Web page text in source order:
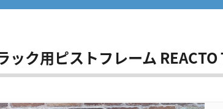
ック用ピストフレーム REACTO